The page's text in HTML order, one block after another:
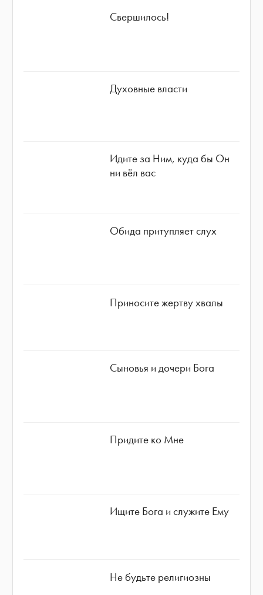
Свершилось!
Духовные власти
Идите за Ним, куда бы Он
ни вёл вас
Обида притупляет слух
Приносите жертву хвалы
Сыновья и дочери Бога
Придите ко Мне
Ищите Бога и служите Ему
Не будьте религиозны